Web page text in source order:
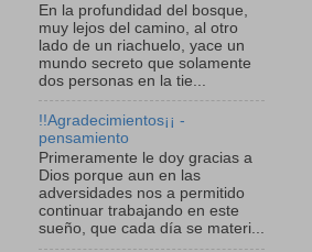
En la profundidad del bosque,
muy lejos del camino, al otro
lado de un riachuelo, yace un
mundo secreto que solamente
dos personas en la tie...
!!Agradecimientos¡¡ -
pensamiento
Primeramente le doy gracias a
Dios porque aun en las
adversidades nos a permitido
continuar trabajando en este
sueño, que cada día se materi...